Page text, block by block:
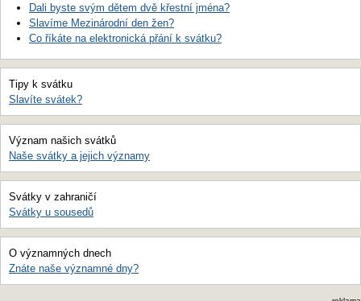
Dali byste svým dětem dvě křestní jména?
Slavíme Mezinárodní den žen?
Co říkáte na elektronická přání k svátku?
Tipy k svátku
Slavíte svátek?
Význam našich svátků
Naše svátky a jejich významy
Svátky v zahraničí
Svátky u sousedů
O významných dnech
Znáte naše významné dny?